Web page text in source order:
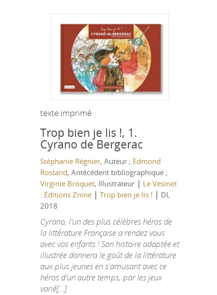
texte imprimé
Trop bien je lis !, 1.
Cyrano de Bergerac
Stéphanie Régnier, Auteur ; Edmond
Rostand, Antécédent bibliographique ;
Virginie Broquet, Illustrateur | Le Vesinet
: Éditions Znine| Trop bien je lis ! | DL
2018
Cyrano, l'un des plus célèbres héros de
la littérature Française a rendez vous
avec vos enfants ! Son histoire adaptée et
illustrée donnera le goût de la littérature
aux plus jeunes en s'amusant avec ce
héros d'un autre temps, par les jeux
varié[...]